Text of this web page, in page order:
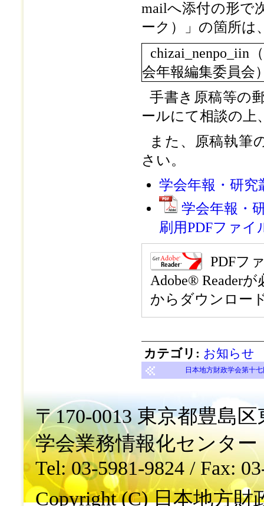
mailへ添付の形で
ーク）」の箇所は
chizai_nenpo_iin
会年報編集委員会
手書き原稿等の
ールにて相談の上
また、原稿執筆
さい。
学会年報・研究
学会年報・
刷用PDFファイ
PDFフ
Adobe® Reader
からダウンロー
カテゴリ : お知らせ
日本地方財政学会第十
〒170-0013 東京都豊島
学会業務情報化センタ
Tel: 03-5981-9824 / Fax:
Copyright (C) 日本地方財